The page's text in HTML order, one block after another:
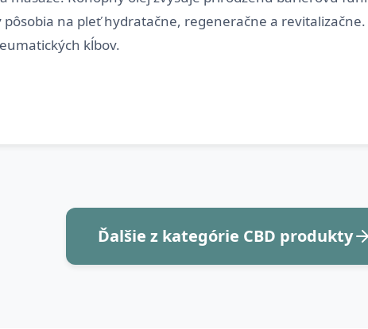
na pleť hydratačne, regeneračne a
Ďalšie z kategórie CBD produkty